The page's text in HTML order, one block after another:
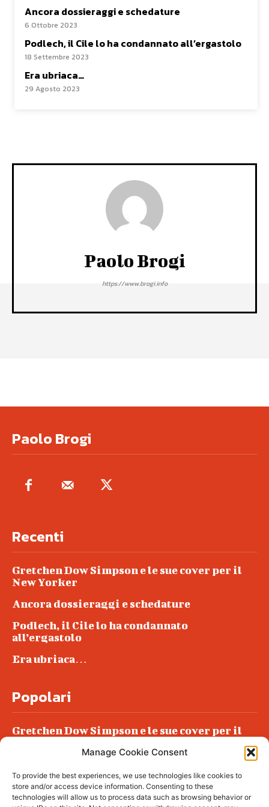
Manage Cookie Consent
To provide the best experiences, we use technologies like cookies to
store and/or access device information. Consenting to these
technologies will allow us to process data such as browsing behavior or
Ancora dossieraggi e schedature
6 Ottobre 2023
Podlech, il Cile lo ha condannato all’ergastolo
18 Settembre 2023
Era ubriaca…
29 Agosto 2023
Paolo Brogi
https://www.brogi.info
Paolo Brogi
Recenti
Gretchen Dow Simpson e le sue cover per il
New Yorker
Ancora dossieraggi e schedature
Podlech, il Cile lo ha condannato
all’ergastolo
Era ubriaca…
Popolari
Gretchen Dow Simpson e le sue cover per il
Podlech, il Cile lo ha condannato
all’ergastolo